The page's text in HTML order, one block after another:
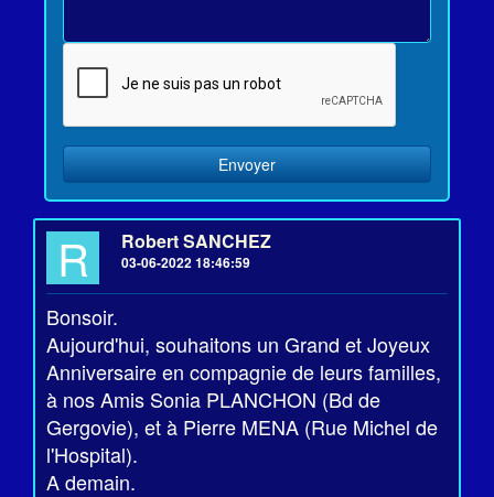
R Robert SANCHEZ
03-06-2022 18:46:59
Bonsoir.
Aujourd'hui, souhaitons un Grand et Joyeux
Anniversaire en compagnie de leurs familles,
à nos Amis Sonia PLANCHON (Bd de
Gergovie), et à Pierre MENA (Rue Michel de
l'Hospital).
A demain.